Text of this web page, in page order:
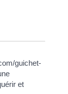
guichet-
et